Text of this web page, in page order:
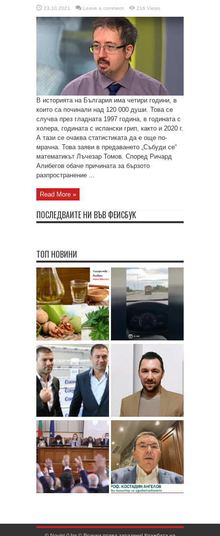
23.10.2021 Leave a comment 216 Views
В историята на България има четири години, в
които са починали над 120 000 души. Това се
случва през гладната 1997 година, в годината с
холера, годината с испански грип, както и 2020 г.
А тази се очаква статистиката да е още по-
мрачна. Това заяви в предаването „Събуди се“
математикът Лъчезар Томов. Според Ричард
Алибегов обаче причината за бързото
разпространение ...
Read More »
ПОСЛЕДВАЙТЕ НИ ВЪВ ФЕЙСБУК
ТОП НОВИНИ